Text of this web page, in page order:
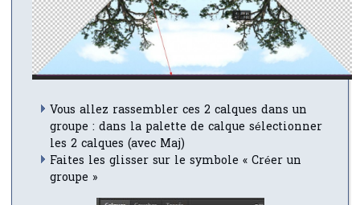
Vous allez rassembler ces 2 calques dans un
groupe : dans la palette de calque sélectionner
les 2 calques (avec Maj)
Faites les glisser sur le symbole « Créer un
groupe »